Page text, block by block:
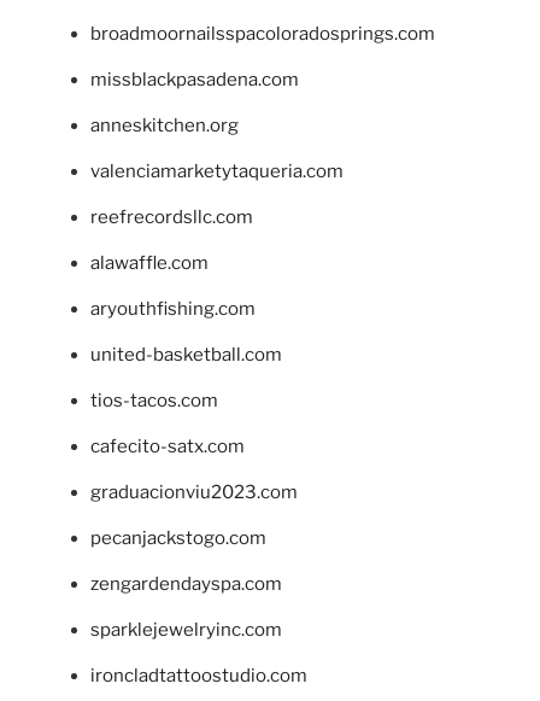
broadmoornailsspacoloradosprings.com
missblackpasadena.com
anneskitchen.org
valenciamarketytaqueria.com
reefrecordsllc.com
alawaffle.com
aryouthfishing.com
united-basketball.com
tios-tacos.com
cafecito-satx.com
graduacionviu2023.com
pecanjackstogo.com
zengardendayspa.com
sparklejewelryinc.com
ironcladtattoostudio.com